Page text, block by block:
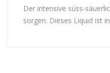
Der intensive süss-
sorgen. Dieses Liquid ist